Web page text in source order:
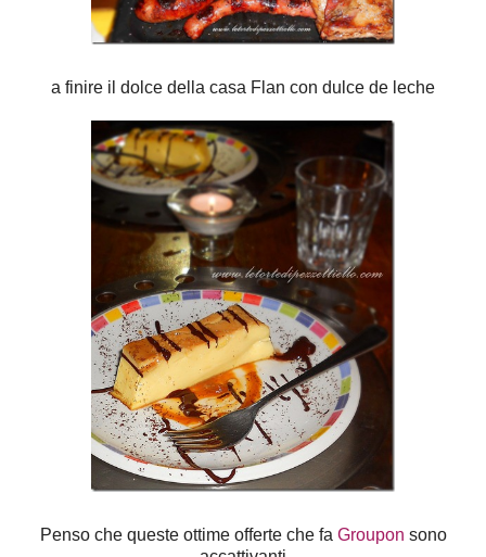
a finire il dolce della casa Flan con dulce de leche
Penso che queste ottime offerte che fa Groupon sono